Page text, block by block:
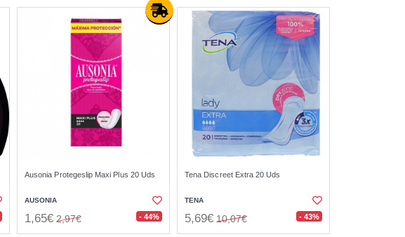
Ausonia Protegeslip Maxi Plus 20 Uds
AUSONIA
1,65€ 2,97€ - 44%
Tena Discreet Extra 20 Uds
TENA
5,69€ 10,07€ - 43%